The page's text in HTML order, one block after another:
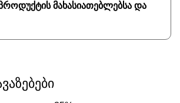
მახასიათებლებსა და